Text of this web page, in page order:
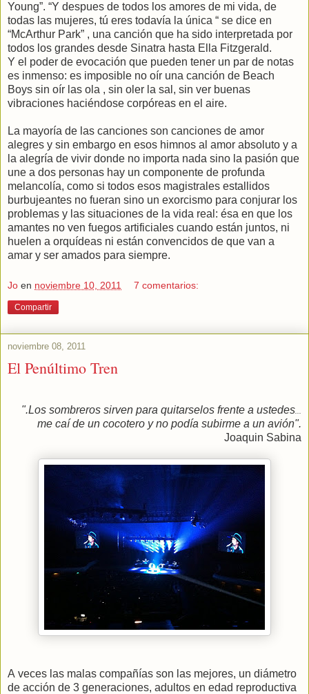
Young”. “Y despues de todos los amores de mi vida, de
todas las mujeres, tú eres todavía la única “ se dice en
“McArthur Park” , una canción que ha sido interpretada por
todos los grandes desde Sinatra hasta Ella Fitzgerald.
Y el poder de evocación que pueden tener un par de notas
es inmenso: es imposible no oír una canción de Beach
Boys sin oír las ola , sin oler la sal, sin ver buenas
vibraciones haciéndose corpóreas en el aire.
La mayoría de las canciones son canciones de amor
alegres y sin embargo en esos himnos al amor absoluto y a
la alegría de vivir donde no importa nada sino la pasión que
une a dos personas hay un componente de profunda
melancolía, como si todos esos magistrales estallidos
burbujeantes no fueran sino un exorcismo para conjurar los
problemas y las situaciones de la vida real: ésa en que los
amantes no ven fuegos artificiales cuando están juntos, ni
huelen a orquídeas ni están convencidos de que van a
amar y ser amados para siempre.
Jo en noviembre 10, 2011 7 comentarios:
Compartir
noviembre 08, 2011
El Penúltimo Tren
".Los sombreros sirven para quitarselos frente a ustedes
me caí de un cocotero y no podía subirme a un avión".
Joaquin Sabina
A veces las malas compañías son las mejores, un diámetro
de acción de 3 generaciones, adultos en edad reproductiva